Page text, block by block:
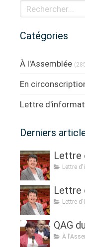
Rechercher
Catégories
À l'Assemblée
En
Lettre
Derniers
Lettre
Lettre
Lettre
Lettre
QAG
À